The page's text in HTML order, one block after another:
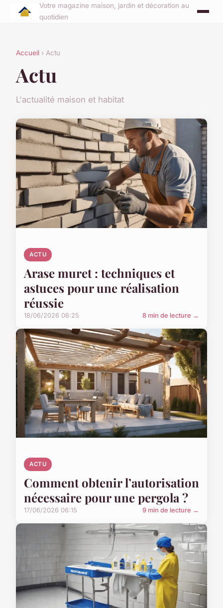
Votre magazine maison, jardin et décoration au
quotidien
Accueil › Actu
Actu
L'actualité maison et habitat
ACTU
Arase muret : techniques et
astuces pour une réalisation
réussie
18/06/2026 06:25 8 min de lecture →
ACTU
Comment obtenir l’autorisation
nécessaire pour une pergola ?
17/06/2026 06:15 9 min de lecture →